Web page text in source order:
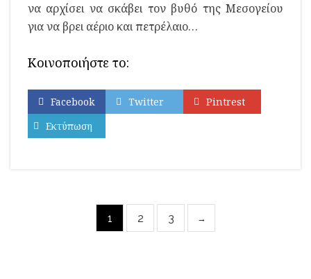
να αρχίσει να σκάβει τον βυθό της Μεσογείου
για να βρει αέριο και πετρέλαιο…
Κοινοποιήστε το:
Facebook Twitter
Pintrest
Εκτύπωση
1 2 3 →